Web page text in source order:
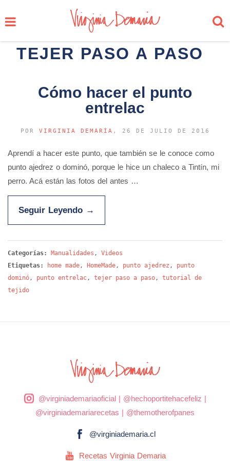
TEJER PASO A PASO
Cómo hacer el punto
entrelac
POR VIRGINIA DEMARÍA , 26 DE JULIO DE 2016
Aprendí a hacer este punto, que también se le conoce como
punto ajedrez o dominó, porque le hice un chaleco a Tintín, mi
perro. Acá están las fotos del antes …
Seguir Leyendo →
Categorías: Manualidades , Videos
Etiquetas:
home made, HomeMade, punto ajedrez , punto
dominó, punto entrelac, tejer paso a paso, tutorial de
tejido
@virginiademariaoficial| @hechoportitehacefeliz |
@virginiademariarecetas | @themotherofpanes
@virginiademaria.cl
Recetas Virginia Demaria